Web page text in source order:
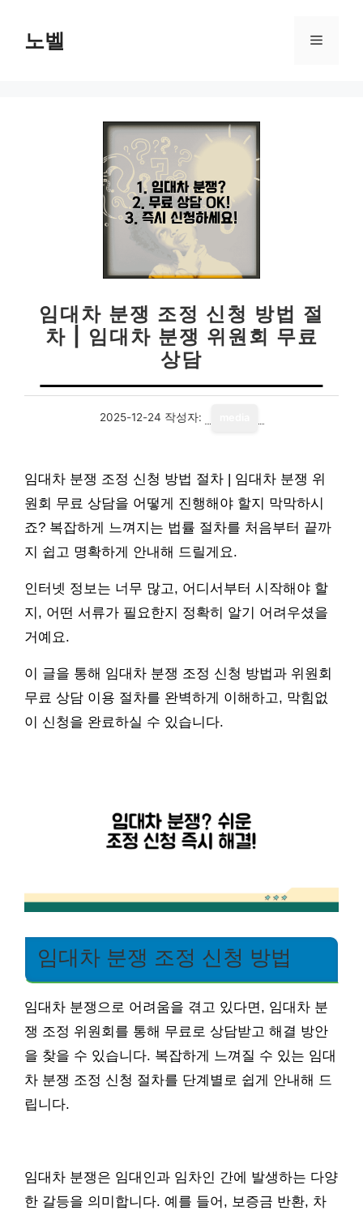
노벨 메
임대차 분쟁 조정 신청 방법 절
차 | 임대차 분쟁 위원회 무료
상담
2025-12-24 작성자:
임대차 분쟁 조정 신청 방법 절차 | 임대차 분쟁 위
원회 무료 상담을 어떻게 진행해야 할지 막막하시
죠? 복잡하게 느껴지는 법률 절차를 처음부터 끝까
지 쉽고 명확하게 안내해 드릴게요.
인터넷 정보는 너무 많고, 어디서부터 시작해야 할
지, 어떤 서류가 필요한지 정확히 알기 어려우셨을
거예요.
이 글을 통해 임대차 분쟁 조정 신청 방법과 위원회
무료 상담 이용 절차를 완벽하게 이해하고, 막힘없
이 신청을 완료하실 수 있습니다.
임대차 분쟁 조정 신청 방법
임대차 분쟁으로 어려움을 겪고 있다면, 임대차 분
쟁 조정 위원회를 통해 무료로 상담받고 해결 방안
을 찾을 수 있습니다. 복잡하게 느껴질 수 있는 임대
차 분쟁 조정 신청 절차를 단계별로 쉽게 안내해 드
립니다.
임대차 분쟁은 임대인과 임차인 간에 발생하는 다양
한 갈등을 의미합니다. 예를 들어, 보증금 반환, 차